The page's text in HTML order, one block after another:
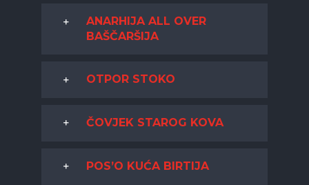
ANARHIJA ALL OVER
BAŠČARŠIJA
OTPOR STOKO
ČOVJEK STAROG KOVA
POS’O KUĆA BIRTIJA